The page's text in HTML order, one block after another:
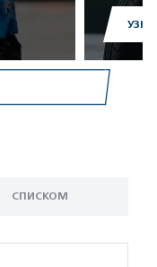
СПИСКОМ